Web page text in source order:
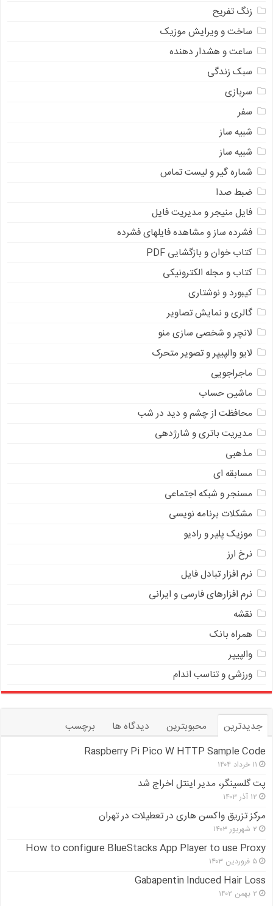
زنگ تفریح
ساخت و ویرایش موزیک
ساعت و هشدار دهنده
سبک زندگی
سربازی
سفر
شبیه ساز
شبیه ساز
شماره گیر و لیست تماس
ضبط صدا
فایل منیجر و مدیریت فایل
فشرده ساز و مشاهده فایلهای فشرده
کتاب خوان و بازگشایی PDF
کتاب و مجله الکترونیکی
کیبورد و نوشتاری
گالری و نمایش تصاویر
لانچر و شخصی سازی منو
لایو والپیپر و تصویر متحرک
ماجراجویی
ماشین حساب
محافظت از چشم و دید در شب
مدیریت باتری و شارژدهی
مذهبی
مسابقه ای
مسنجر و شبکه اجتماعی
مشکلات برنامه نویسی
موزیک پلیر و رادیو
نرخ ارز
ﻧﺮﻡ ﺍﻓﺰﺍﺭ ﺗﺒﺎﺩﻝ ﻓﺎﻳﻞ
نرم افزارهای فارسی و ایرانی
نقشه
همراه بانک
والپیپر
ورزشی و تناسب اندام
جدیدترین محبوبترین دیدگاه ها
برچسب
Raspberry Pi Pico W HTTP Sample Code
۱۱ خرداد ۱۴۰۴
پت گلسینگر، مدیر اینتل اخراج شد
۱۲ آذر ۱۴۰۳
مرکز تزریق واکسن هاری در تعطیلات در تهران
۲ شهریور ۱۴۰۳
How to configure BlueStacks App Player to use Proxy
۵ فروردین ۱۴۰۳
Gabapentin Induced Hair Loss
۲ بهمن ۱۴۰۲